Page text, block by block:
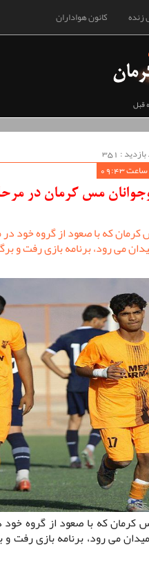
کانون هواداران
مس کرمان در
کرمان که با صعود از گروه خود
می رود، برنامه بازی رفت و
کرمان که با صعود از گروه
می رود، برنامه بازی رفت